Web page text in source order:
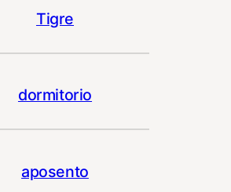
Tigre
dormitorio
aposento